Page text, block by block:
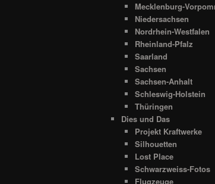
Mecklenburg-
Niedersachsen
Nordrhein-Westfalen
Rheinland-Pfalz
Saarland
Sachsen
Sachsen-Anhalt
Schleswig-Holstein
Thüringen
Dies und Das
Projekt Kraftwerke
Silhouetten
Lost Place
Schwarzweiss-Fotos
Flugzeuge